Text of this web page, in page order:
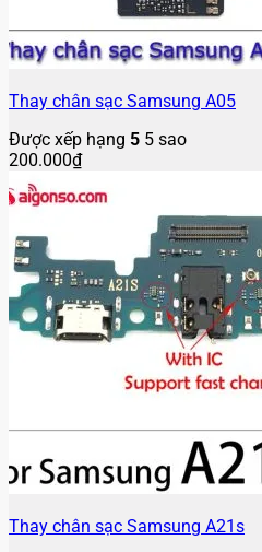
Thay chân sạc Samsung A05
Được xếp hạng 5 5 sao
200.000₫
Thay chân sạc Samsung A21s